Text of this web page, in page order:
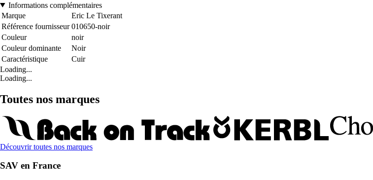
Informations complémentaires
Marque
Eric Le Tixerant
Référence fournisseur 010650-noir
Couleur
noir
Couleur dominante
Noir
Caractéristique
Cuir
Loading...
Loading...
Toutes nos marques
Découvrir toutes nos marques
SAV en France